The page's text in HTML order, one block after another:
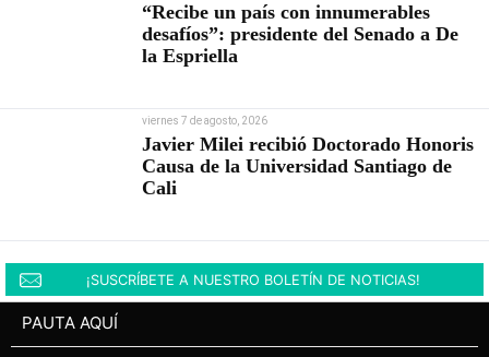
“Recibe un país con innumerables
desafíos”: presidente del Senado a De
la Espriella
viernes 7 de agosto, 2026
Javier Milei recibió Doctorado Honoris
Causa de la Universidad Santiago de
Cali
¡SUSCRÍBETE A NUESTRO BOLETÍN DE NOTICIAS!
PAUTA AQUÍ